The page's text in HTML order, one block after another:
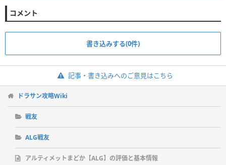
コメント
書き込みする(0件)
記事・書き込みへのご意見はこちら
ドラサン攻略Wiki
戦友
ALG戦友
アルティメットまどか【ALG】の評価と基本情報